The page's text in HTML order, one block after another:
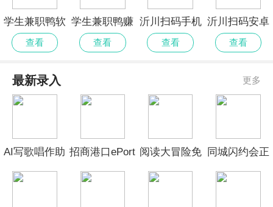
学生兼职鸭软
件app
查看
学生兼职鸭赚
钱版app软件
查看
沂川扫码手机
版
查看
沂川扫码安卓
版
查看
最新录入 更多
AI写歌唱作助 招商港口ePort 阅读大冒险免 同城闪约会正